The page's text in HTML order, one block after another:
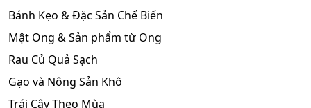
Bánh Kẹo & Đặc Sản Chế Biến
Mật Ong & Sản phẩm từ Ong
Rau Củ Quả Sạch
Gạo và Nông Sản Khô
Trái Cây Theo Mùa